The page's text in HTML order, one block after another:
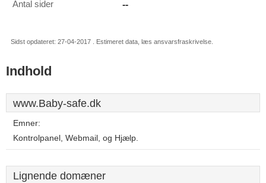
Antal sider --
Sidst opdateret: 27-04-2017 . Estimeret data, læs ansvarsfraskrivelse.
Indhold
www.Baby-safe.dk
Emner:
Kontrolpanel, Webmail, og Hjælp.
Lignende domæner